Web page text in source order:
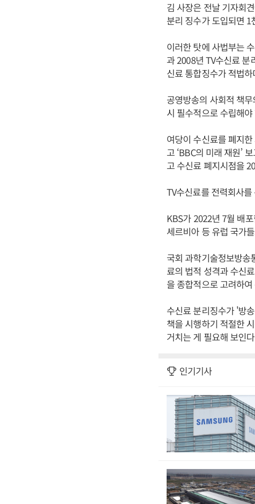
김 사장은 전날 기자회
분리 징수가 도입되면
이러한 탓에 사법부는
과 2008년 TV수신료
신료 통합징수가 적법
공영방송의 사회적 책
시 필수적으로 수립해
여당이 수신료를 폐지
고 ‘BBC의 미래 재원’
고 수신료 폐지시점을
TV수신료를 전력회사
KBS가 2022년 7월 배
세르비아 등 유럽 국가
국회 과학기술정보방송
료의 법적 성격과 수신
을 종합적으로 고려하
수신료 분리징수가 '방
책을 시행하기 적절한
거치는 게 필요해 보인
인기기사